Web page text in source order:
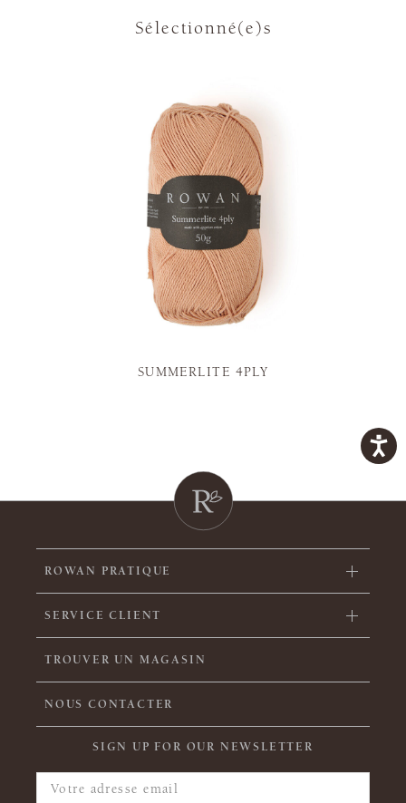
Sélectionné(e)s
SUMMERLITE 4PLY
ROWAN PRATIQUE
SERVICE CLIENT
TROUVER UN MAGASIN
NOUS CONTACTER
SIGN UP FOR OUR NEWSLETTER